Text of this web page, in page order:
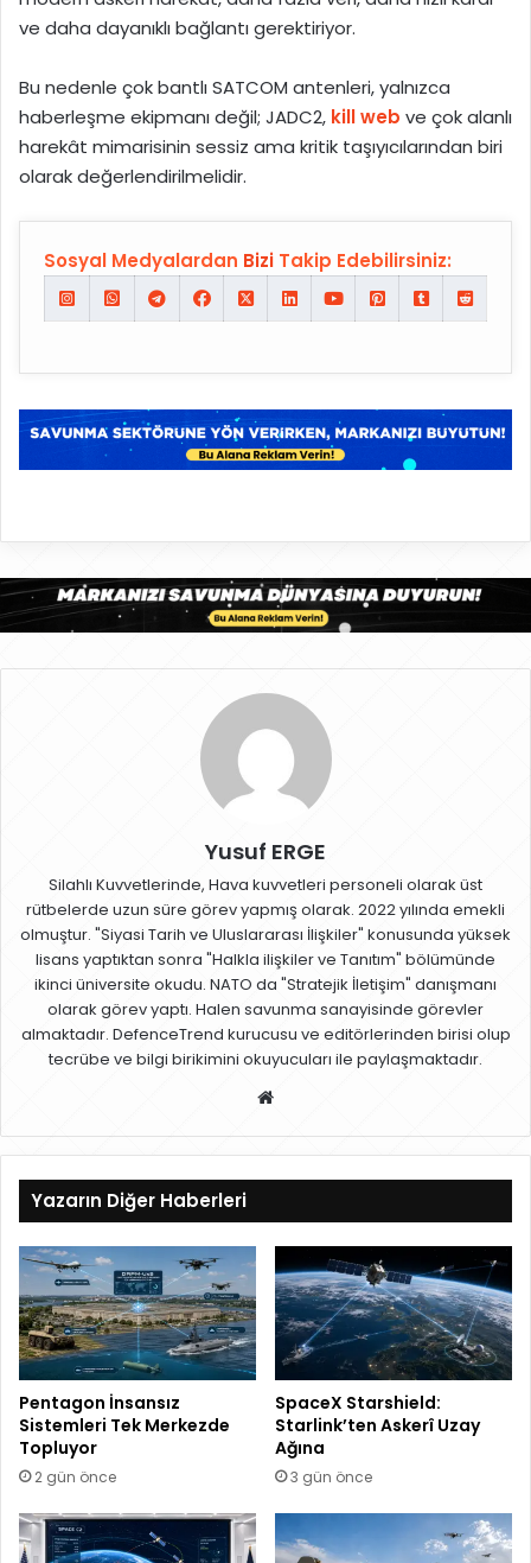
ve daha dayanıklı bağlantı gerektiriyor.
Bu nedenle çok bantlı SATCOM antenleri, yalnızca
haberleşme ekipmanı değil; JADC2, kill web ve çok alanlı
harekât mimarisinin sessiz ama kritik taşıyıcılarından biri
olarak değerlendirilmelidir.
Sosyal Medyalardan Bizi Takip Edebilirsiniz:
Yusuf ERGE
Silahlı Kuvvetlerinde, Hava kuvvetleri personeli olarak üst
rütbelerde uzun süre görev yapmış olarak. 2022 yılında emekli
olmuştur. "Siyasi Tarih ve Uluslararası İlişkiler" konusunda yüksek
lisans yaptıktan sonra "Halkla ilişkiler ve Tanıtım" bölümünde
ikinci üniversite okudu. NATO da "Stratejik İletişim" danışmanı
olarak görev yaptı. Halen savunma sanayisinde görevler
almaktadır. DefenceTrend kurucusu ve editörlerinden birisi olup
tecrübe ve bilgi birikimini okuyucuları ile paylaşmaktadır.
sit
esi
Yazarın Diğer Haberleri
Pentagon İnsansız
Sistemleri Tek Merkezde
Topluyor
2 gün önce
SpaceX Starshield:
Starlink’ten Askerî Uzay
Ağına
3 gün önce